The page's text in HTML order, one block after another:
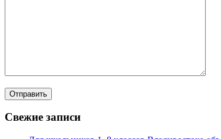
Свежие записи